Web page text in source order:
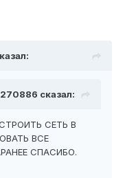
сказал:
СЕТЬ В
ВСЕ
СПАСИБО.